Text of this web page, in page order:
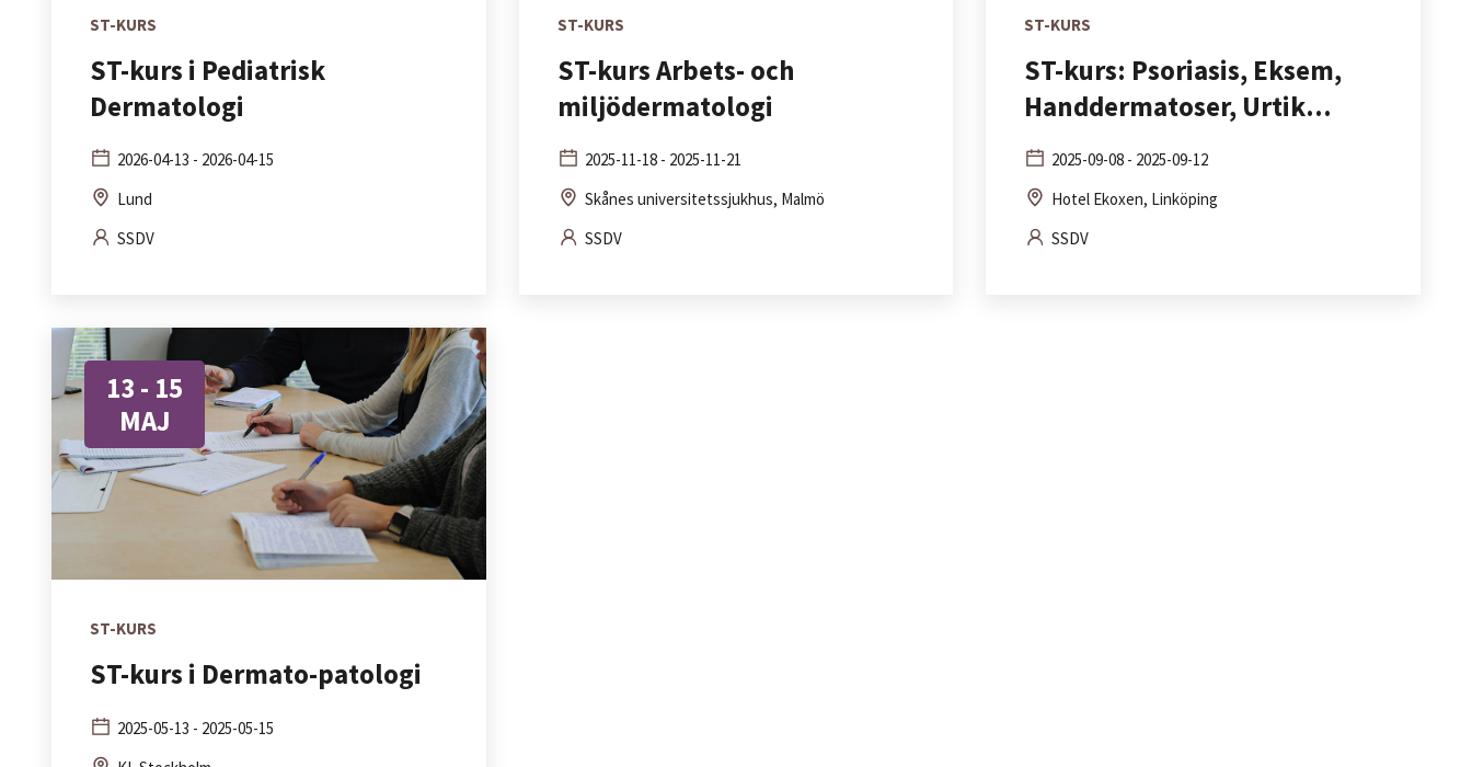
ST-KURS
ST-kurs i Pediatrisk
Dermatologi
2026-04-13 - 2026-04-15
Lund
SSDV
ST-KURS
ST-kurs Arbets- och
miljödermatologi
2025-11-18 - 2025-11-21
Skånes universitetssjukhus, Malmö
SSDV
ST-KURS
ST-kurs: Psoriasis, Eksem,
Handdermatoser, Urtik...
2025-09-08 - 2025-09-12
Hotel Ekoxen, Linköping
SSDV
13 - 15
MAJ
ST-KURS
ST-kurs i Dermato-patologi
2025-05-13 - 2025-05-15